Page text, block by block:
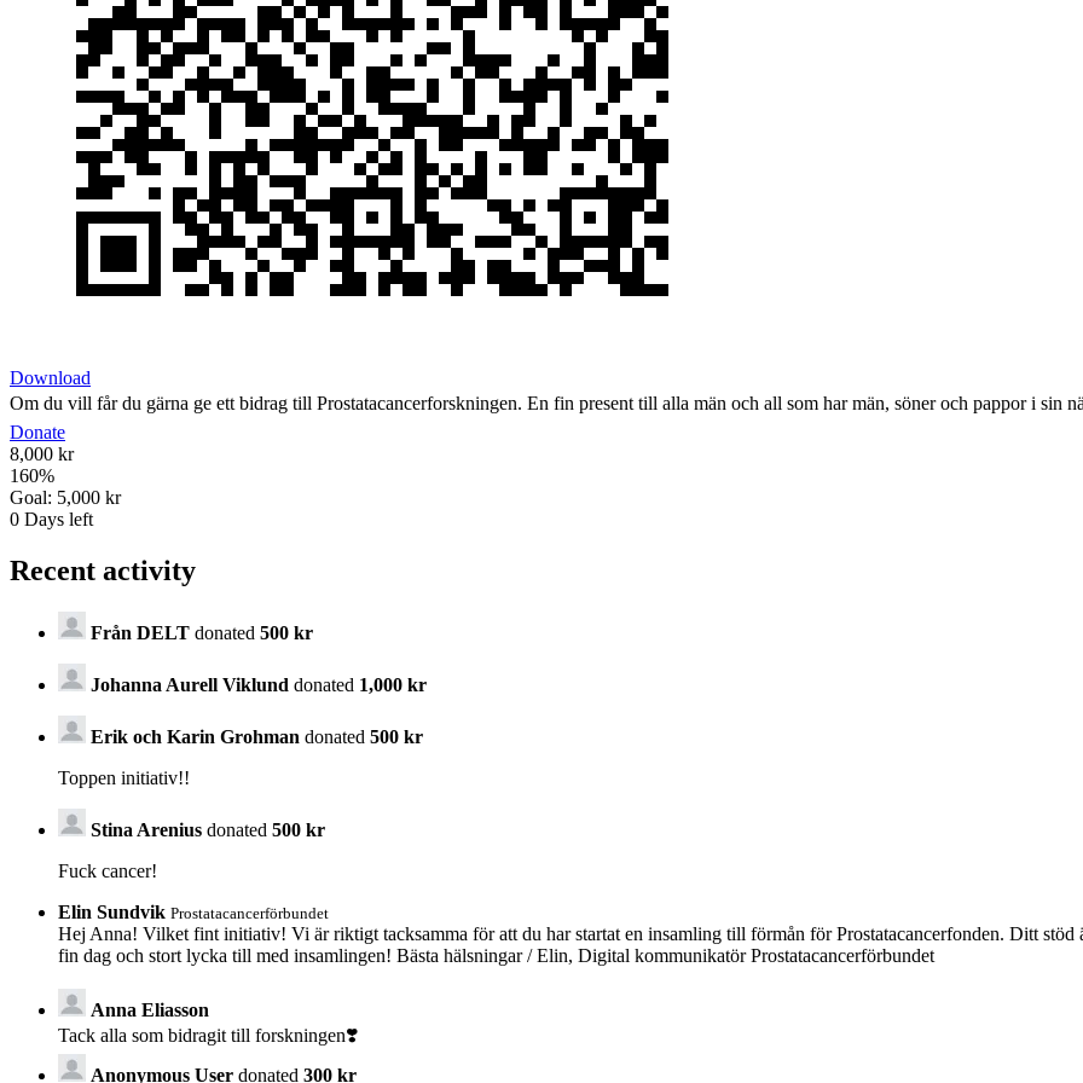
Download
Om du vill får du gärna ge ett bidrag till Prostatacancerforskningen. En fin present till alla män och all som har män, söner och pappor i sin
Donate
8,000 kr
160%
Goal: 5,000 kr
0 Days left
Recent activity
Från DELT donated 500 kr
Johanna Aurell Viklund donated 1,000 kr
Erik och Karin Grohman donated 500 kr
Toppen initiativ!!
Stina Arenius donated 500 kr
Fuck cancer!
Elin Sundvik Prostatacancerförbundet
Hej Anna! Vilket fint initiativ! Vi är riktigt tacksamma för att du har startat en insamling till förmån för Prostatacancerfonden. Ditt
fin dag och stort lycka till med insamlingen! Bästa hälsningar / Elin, Digital kommunikatör Prostatacancerförbundet
Anna Eliasson
Tack alla som bidragit till forskningen❣️
Anonymous User donated 300 kr